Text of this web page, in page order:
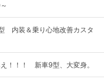
内装＆乗り心地改善カスタ
え！！！ 新車9型、大変身。